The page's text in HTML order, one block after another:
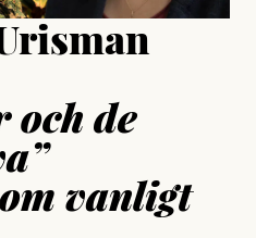
de
vanligt